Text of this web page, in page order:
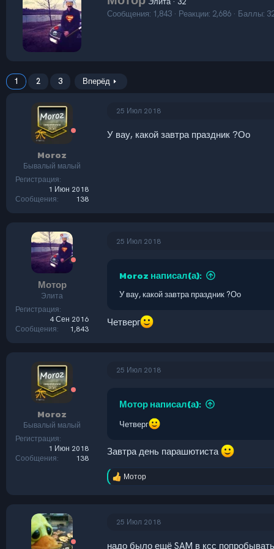
ц
и
и
в
тСообщения 1,843 Реакции 2,686 Баллы
1 2 3 Вперёд
Moroz
Бывалый малый
Регистрация
1 Июн 2018
Сообщения
138
25 Июл 2018
У вау, какой завтра праздник ?Оо
Мотор
Элита
Регистрация
4 Сен 2016
Сообщения
1,843
25 Июл 2018
Moroz написал(а):
У вау, какой завтра праздник ?Оо
Четверг
Moroz
Бывалый малый
Регистрация
1 Июн 2018
Сообщения
138
25 Июл 2018
Мотор написал(а):
Четверг
Завтра день парашютиста
Р
Мотор
25 Июл 2018
надо было ещё SAM в ксс попробывать